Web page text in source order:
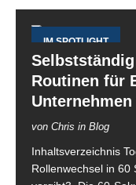
IM SPOTLIGHT
Routinen für
von Chris in Blog
Inhaltsverzeichnis
Rollenwechsel in 60